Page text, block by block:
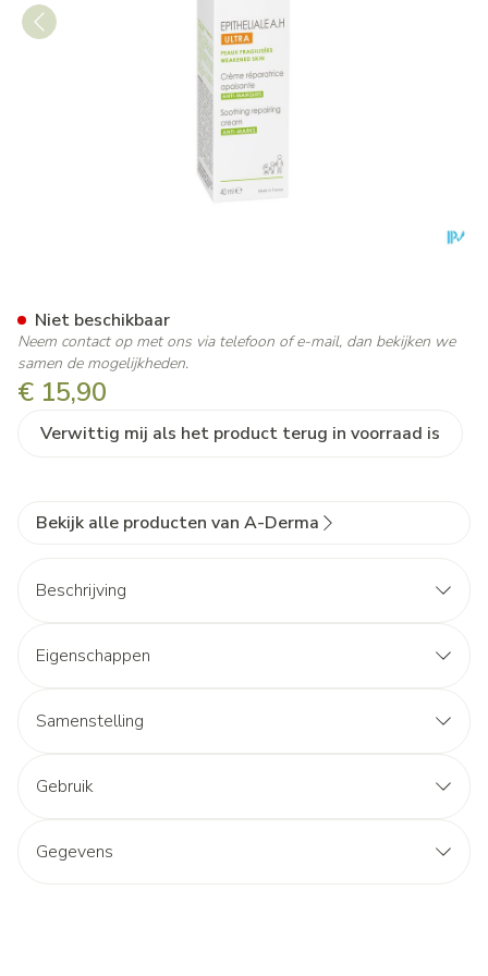
€ 15,90
Verwittig mij als het product terug in voorraad is
Niet beschikbaar
Neem contact op met ons via telefoon of e-mail, dan bekijken we
samen de mogelijkheden.
Bekijk alle producten van A-Derma
Beschrijving
Eigenschappen
Samenstelling
Gebruik
Gegevens